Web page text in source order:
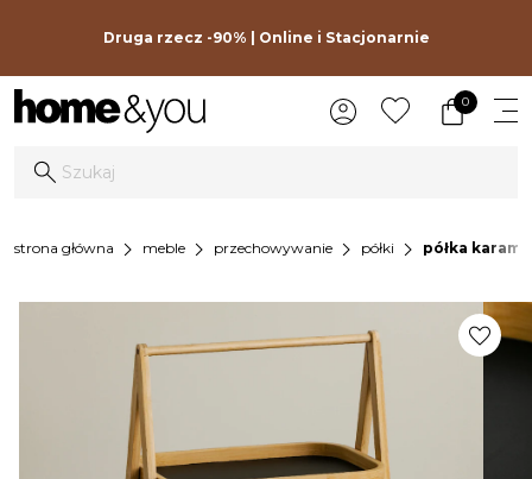
Druga rzecz -90% | Online i Stacjonarnie
0
strona główna chevron_right meble chevron_right przechowywanie chevron_right półki chevron_right półka
favorite